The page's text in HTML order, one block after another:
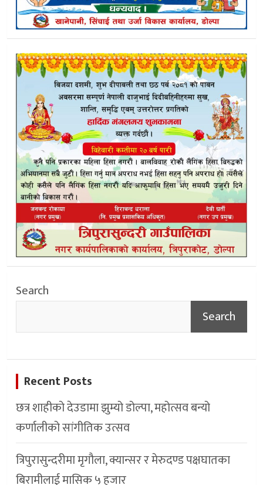
Search
Search
Recent Posts
छत्र शाहीको देउडामा झुम्यो डोल्पा, महोत्सव बन्यो
कर्णालीको सांगीतिक उत्सव
त्रिपुरासुन्दरीमा मृगौला, क्यान्सर र मेरुदण्ड पक्षघातका
बिरामीलाई मासिक ५ हजार